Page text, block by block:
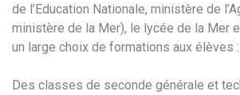
de l’Education Nationale, ministère de
ministère de la Mer), le lycée de la Mer
un large choix de formations aux élèves :
Des classes de seconde générale et